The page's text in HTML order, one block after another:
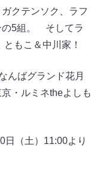
クテンソク、ラフ
の5組。 そしてラ
もこ＆中川家！
んばグランド花月
・ルミネtheよしも
日（土）11:00より